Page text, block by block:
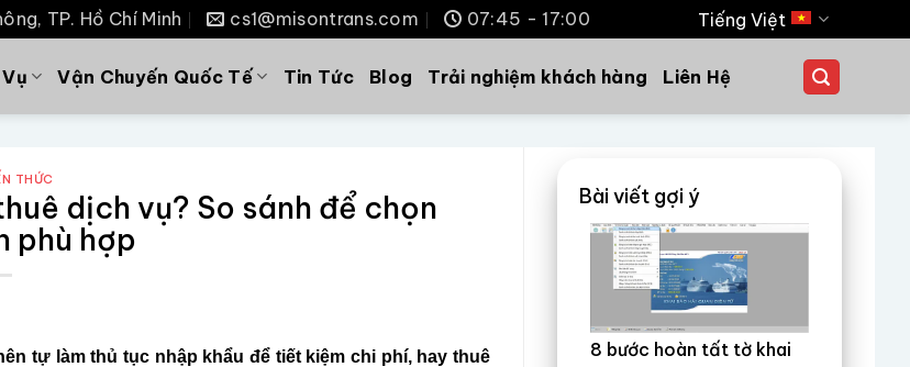
TP. Hồ Chí Minh cs1@misontrans.com 07:45 - 17:00 Tiếng Việt
Vận Chuyến Quốc Tế Tin Tức Blog Trải nghiệm khách hàng Liên Hệ
THỨC
dịch vụ? So sánh để chọn
phù hợp
tự làm thủ tục nhập khẩu để tiết kiệm chi phí, hay thuê
Bài viết gợi ý
8 bước hoàn tất tờ khai